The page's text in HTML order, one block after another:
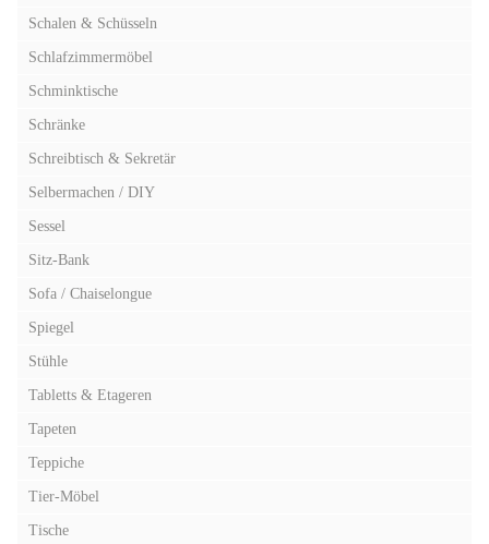
Schalen & Schüsseln
Schlafzimmermöbel
Schminktische
Schränke
Schreibtisch & Sekretär
Selbermachen / DIY
Sessel
Sitz-Bank
Sofa / Chaiselongue
Spiegel
Stühle
Tabletts & Etageren
Tapeten
Teppiche
Tier-Möbel
Tische